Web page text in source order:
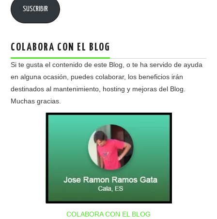
SUSCRIBIR
COLABORA CON EL BLOG
Si te gusta el contenido de este Blog, o te ha servido de ayuda
en alguna ocasión, puedes colaborar, los beneficios irán
destinados al mantenimiento, hosting y mejoras del Blog.
Muchas gracias.
COLABORA CON EL BLOG